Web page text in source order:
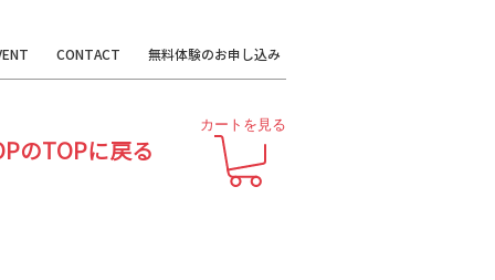
CONTACT 無料体験のお申し込み
カートを見る
のTOPに戻る